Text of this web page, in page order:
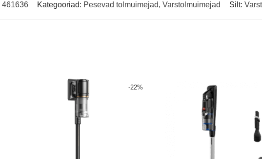
461636 Kategooriad: Pesevad tolmuimejad, Varstolmuimejad Silt:
-22%